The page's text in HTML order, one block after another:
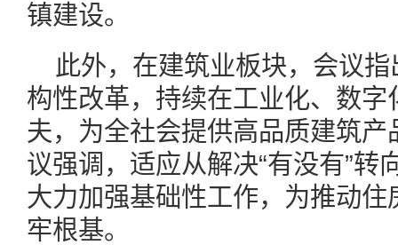
镇建设。
此外，在建筑业板块，会议
构性改革，持续在工业化、数
夫，为全社会提供高品质建筑
议强调，适应从解决“有没有”转
大力加强基础性工作，为推动
牢根基。